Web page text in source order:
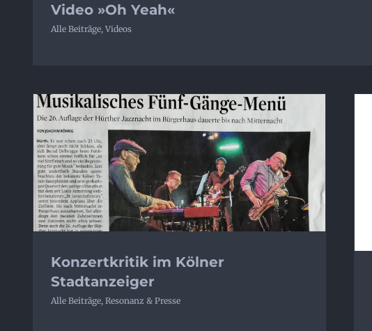
Video »Oh Yeah«
Alle Beiträge, Videos
Konzertkritik im Kölner
Stadtanzeiger
Alle Beiträge, Resonanz & Presse